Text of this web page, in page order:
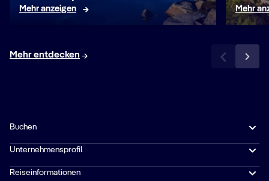
Mehr anzeigen Mehr
Mehr entdecken
Buchen
Unternehmensprofil
Reiseinformationen